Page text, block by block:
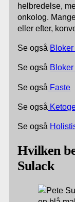
helbredelse,
onkolog.
eller efter,
Se også
Se også
Se også Faste
Se også
Se også
Hvilken
Sulack